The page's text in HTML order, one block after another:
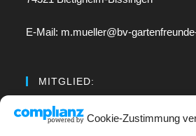
Cookie-Zustimmung
E-Mail: m.mueller@bv-
MITGLIED:
Regionalverband Neckar